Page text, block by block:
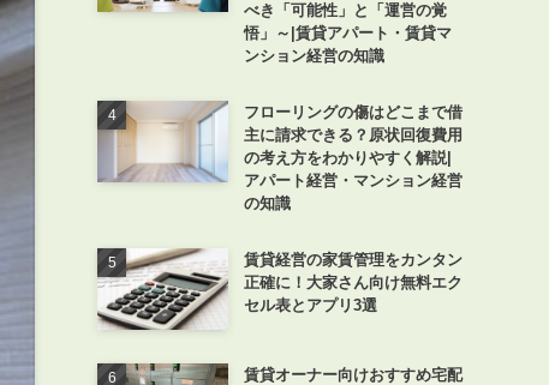
べき「可能性」と「運営の覚
悟」～|賃貸アパート・賃貸マ
ンション経営の知識
フローリングの傷はどこまで借
主に請求できる？原状回復費用
の考え方をわかりやすく解説|
アパート経営・マンション経営
の知識
賃貸経営の家賃管理をカンタン
正確に！大家さん向け無料エク
セル表とアプリ3選
賃貸オーナー向けおすすめ宅配